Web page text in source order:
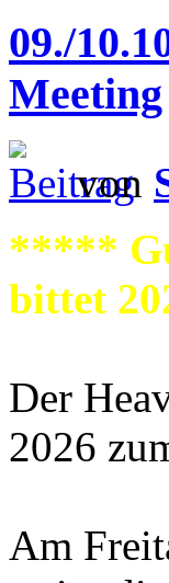
09./
Meeting
von
*****
bittet
Der
2026
Am